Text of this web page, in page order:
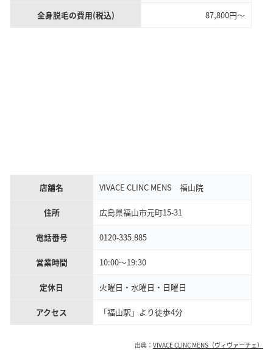
全身脱毛の費用(税込) 87,800円〜
店舗名 VIVACE CLINC MENS 福山院
住所 広島県福山市元町15-31
電話番号 0120-335₋885
営業時間 10:00〜19:30
定休日 火曜日・水曜日・日曜日
アクセス 「福山駅」より徒歩4分
出典： VIVACE CLINC MENS（ヴィヴァーチェ）